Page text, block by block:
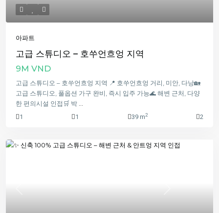
아파트
고급 스튜디오 – 호쑤언흐엉 지역
9M VND
고급 스튜디오 – 호쑤언흐엉 지역 📍 호쑤언흐엉 거리, 미안, 다낭🏡
고급 스튜디오, 풀옵션 가구 완비, 즉시 입주 가능🌊 해변 근처, 다양
한 편의시설 인접🛒 박
1 1 39 m2 2